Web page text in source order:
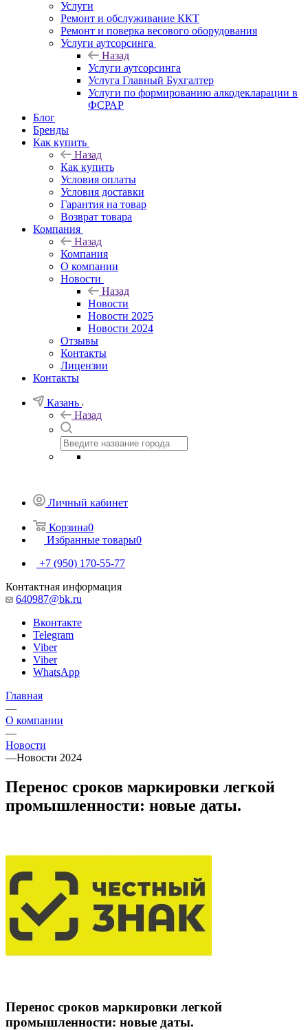
Услуги
Ремонт и обслуживание ККТ
Ремонт и поверка весового оборудования
Услуги аутсорсинга
Назад
Услуги аутсорсинга
Услуга Главный Бухгалтер
Услуги по формированию алкодекларации в
ФСРАР
Блог
Бренды
Как купить
Назад
Как купить
Условия оплаты
Условия доставки
Гарантия на товар
Возврат товара
Компания
Назад
Компания
О компании
Новости
Назад
Новости
Новости 2025
Новости 2024
Отзывы
Контакты
Лицензии
Контакты
Казань
Назад
Личный кабинет
Корзина0
Избранные товары0
+7 (950) 170-55-77
Контактная информация
640987@bk.ru
Вконтакте
Telegram
Viber
Viber
WhatsApp
Главная
—
О компании
—
Новости
—Новости 2024
Перенос сроков маркировки легкой
промышленности: новые даты.
Перенос сроков маркировки легкой
промышленности: новые даты.